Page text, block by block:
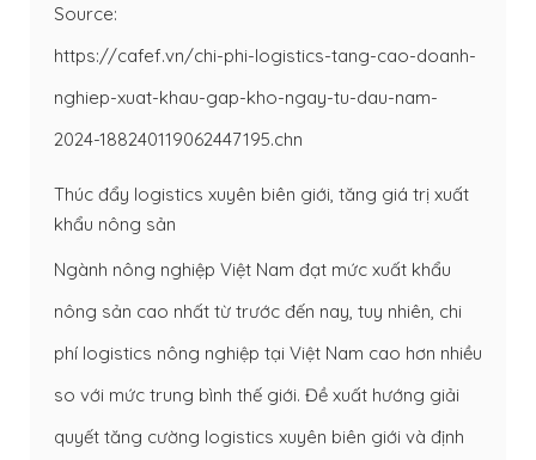
Source:
https://cafef.vn/chi-phi-logistics-tang-cao-doanh-
nghiep-xuat-khau-gap-kho-ngay-tu-dau-nam-
2024-188240119062447195.chn
Thúc đẩy logistics xuyên biên giới, tăng giá trị xuất
khẩu nông sản
Ngành nông nghiệp Việt Nam đạt mức xuất khẩu
nông sản cao nhất từ trước đến nay, tuy nhiên, chi
phí logistics nông nghiệp tại Việt Nam cao hơn nhiều
so với mức trung bình thế giới. Đề xuất hướng giải
quyết tăng cường logistics xuyên biên giới và định